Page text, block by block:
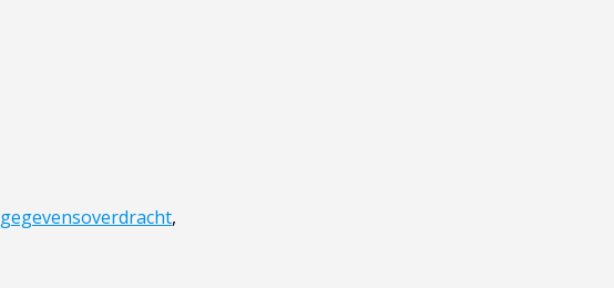
gegevensoverdracht,